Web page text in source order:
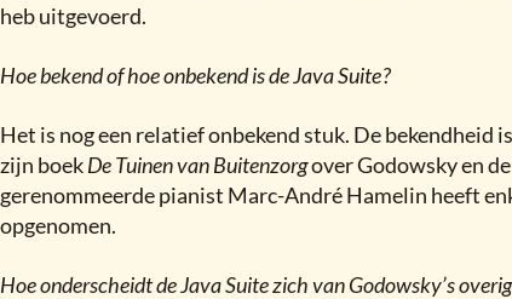
heb uitgevoerd.
Hoe bekend of hoe onbekend is de Java Suite?
Het is nog een relatief onbekend stuk. De bekendheid
zijn boekDe Tuinen van Buitenzorgover Godowsky en de
gerenommeerde pianist Marc-André Hamelin heeft
opgenomen.
Hoe onderscheidt de Java Suite zich van Godowsky’s